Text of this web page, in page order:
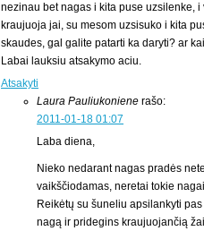
nezinau bet nagas i kita puse uzsilenke,
kraujuoja jai, su mesom uzsisuko i kita
skaudes, gal galite patarti ka daryti? ar
Labai lauksiu atsakymo aciu.
Atsakyti
Laura Pauliukoniene rašo:
2011-01-18 01:07
Laba diena,
Nieko nedarant nagas pradės
vaikščiodamas, neretai tokie
Reikėtų su šuneliu apsilankyti
nagą ir pridegins kraujuojančią